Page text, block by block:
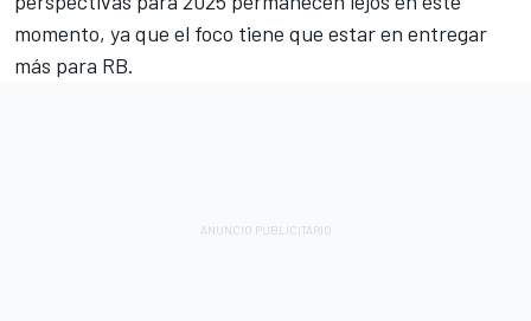
momento, ya que el foco tiene que estar en entregar
más para RB.